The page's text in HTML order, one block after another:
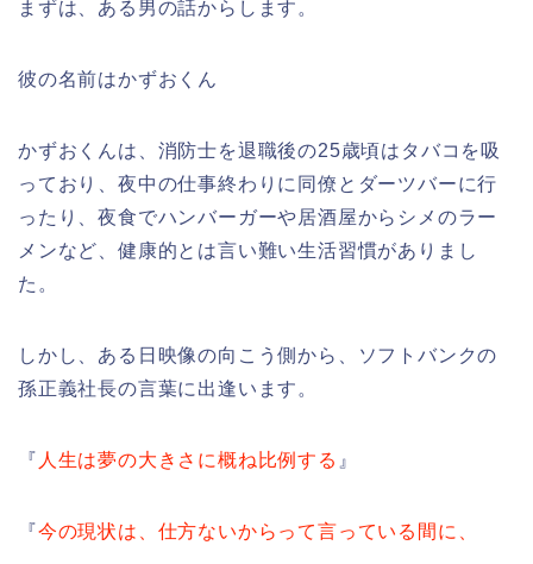
まずは、ある男の話からします。
彼の名前はかずおくん
かずおくんは、消防士を退職後の25歳頃はタバコを吸
っており、夜中の仕事終わりに同僚とダーツバーに行
ったり、夜食でハンバーガーや居酒屋からシメのラー
メンなど、健康的とは言い難い生活習慣がありまし
た。
しかし、ある日映像の向こう側から、ソフトバンクの
孫正義社長の言葉に出逢います。
『 人生は夢の大きさに概ね比例する 』
『今の現状は、仕方ないからって言っている間に、